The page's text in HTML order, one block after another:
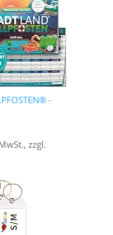
-
zzgl.